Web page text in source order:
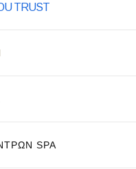
TRUST
SPA